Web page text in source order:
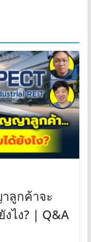
าลูกค้าจะ
ไง? | Q&A